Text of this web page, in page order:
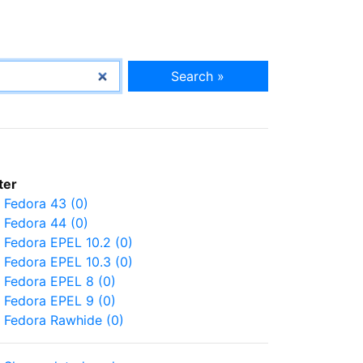
Search »
Fedora 43 (0)
Fedora 44 (0)
Fedora EPEL 10.2 (0)
Fedora EPEL 10.3 (0)
Fedora EPEL 8 (0)
Fedora EPEL 9 (0)
Fedora Rawhide (0)